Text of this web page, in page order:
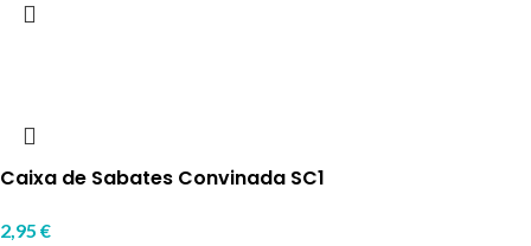
Caixa de Sabates Convinada SC1
2,95 €